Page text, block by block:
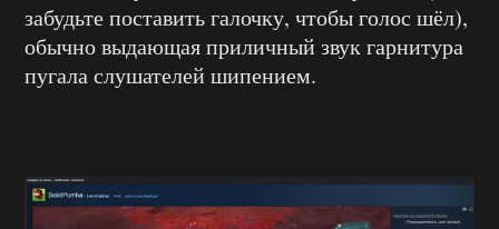
забудьте поставить галочку, чтобы голос шёл),
обычно выдающая приличный звук гарнитура
пугала слушателей шипением.